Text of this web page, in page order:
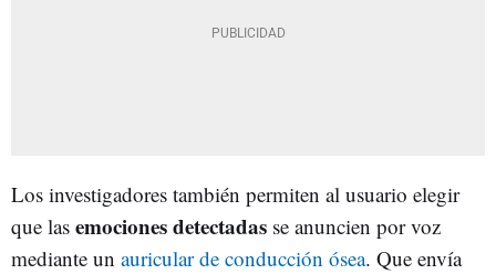
Los investigadores también permiten al usuario elegir
que las emociones detectadas se anuncien por voz
mediante un auricular de conducción ósea. Que envía